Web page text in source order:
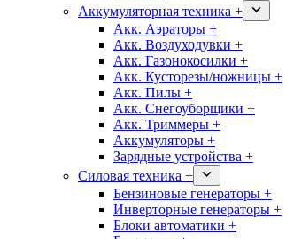
Аккумуляторная техника +
Акк. Аэраторы +
Акк. Воздуходувки +
Акк. Газонокосилки +
Акк. Кусторезы/ножницы +
Акк. Пилы +
Акк. Снегоуборщики +
Акк. Триммеры +
Аккумуляторы +
Зарядные устройства +
Силовая техника +
Бензиновые генераторы +
Инверторные генераторы +
Блоки автоматики +